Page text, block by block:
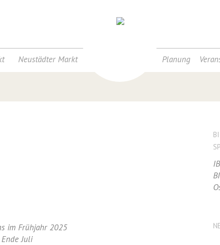
Neustädter Markt Planung
im Frühjahr 2025
Juli